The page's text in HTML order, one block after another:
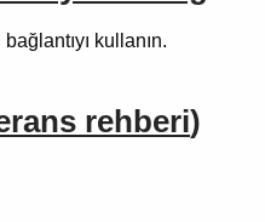
kullanın.
rehberi)